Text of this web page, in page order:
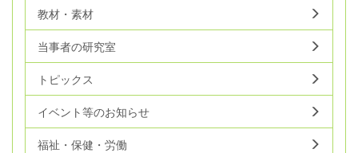
教材・素材
当事者の研究室
トピックス
イベント等のお知らせ
福祉・保健・労働